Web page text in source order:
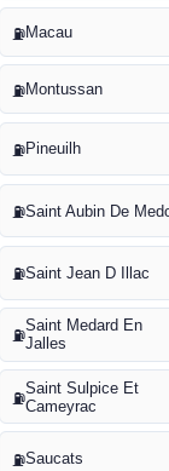
⛽Macau
⛽Montussan
⛽Pineuilh
⛽Saint Aubin De
⛽Saint Jean D Illac
⛽
Saint Medard En
Jalles
⛽
Saint Sulpice Et
Cameyrac
⛽Saucats